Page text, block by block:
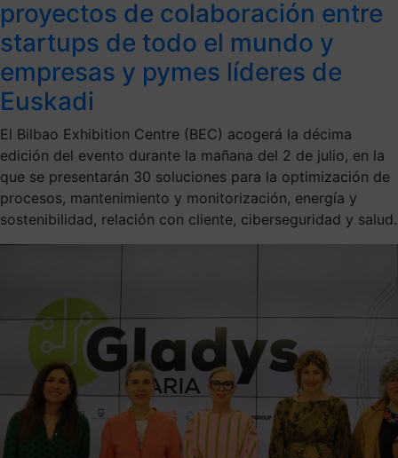
proyectos de colaboración entre
startups de todo el mundo y
empresas y pymes líderes de
Euskadi
El Bilbao Exhibition Centre (BEC) acogerá la décima
edición del evento durante la mañana del 2 de julio, en la
que se presentarán 30 soluciones para la optimización de
procesos, mantenimiento y monitorización, energía y
sostenibilidad, relación con cliente, ciberseguridad y salud.